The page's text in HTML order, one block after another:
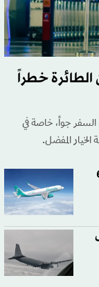
خطراً
السفر جواً، خاصة في
الخيار المفضل.